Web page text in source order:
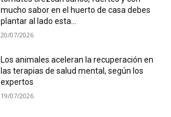
mucho sabor en el huerto de casa debes
plantar al lado esta...
20/07/2026
Los animales aceleran la recuperación en
las terapias de salud mental, según los
expertos
19/07/2026